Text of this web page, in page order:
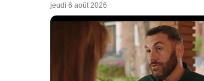
jeudi 6 août 2026